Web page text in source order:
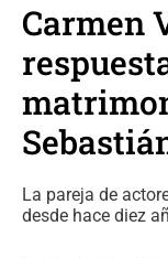
Carmen
La pareja de
desde hace diez